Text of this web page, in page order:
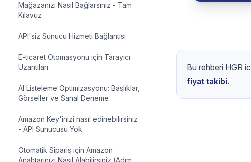
Mağazanızı Nasıl Bağlarsınız - Tam
Kılavuz
API'siz Sunucu Hizmeti Bağlantısı
E-ticaret Otomasyonu için Tarayıcı
Uzantıları
AI Listeleme Optimizasyonu: Başlıklar,
Görseller ve Sanal Deneme
Amazon Key'inizi nasıl edinebilirsiniz
- API Sunucusu Yok
Otomatik Sipariş için Amazon
Anahtarınızı Nasıl Alabilirsiniz (Adım